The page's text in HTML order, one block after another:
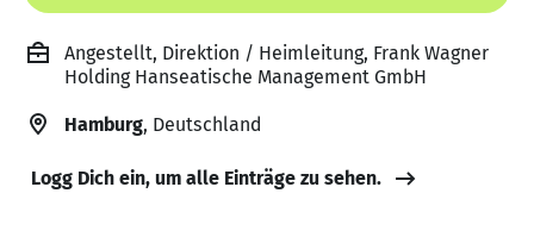
Angestellt, Direktion / Heimleitung, Frank Wagner
Holding Hanseatische Management GmbH
Hamburg, Deutschland
Logg Dich ein, um alle Einträge zu sehen.